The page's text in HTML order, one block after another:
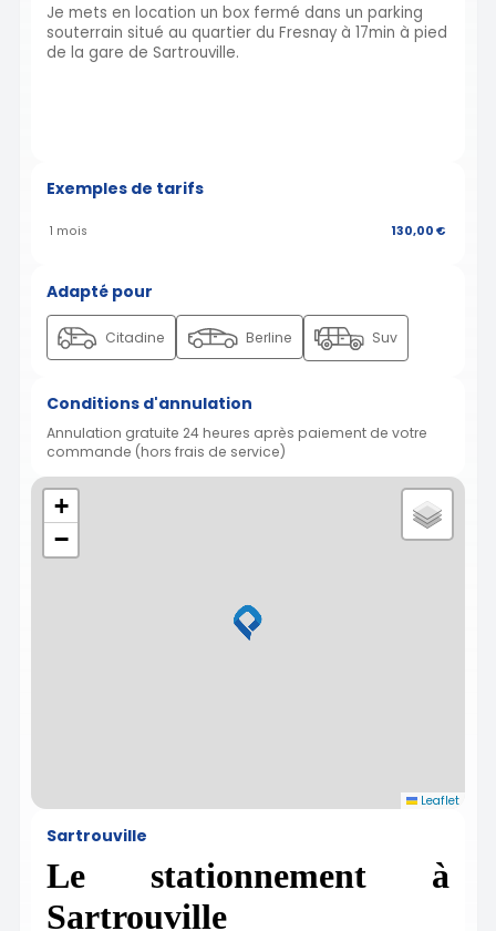
Je mets en location un box fermé dans un parking
souterrain situé au quartier du Fresnay à 17min à pied
de la gare de Sartrouville.
Exemples de tarifs
1 mois 130,00 €
Adapté pour
Citadine Berline Suv
Conditions d'annulation
Annulation gratuite 24 heures après paiement de votre
commande (hors frais de service)
+
−
Leaflet
Sartrouville
Le stationnement à
Sartrouville